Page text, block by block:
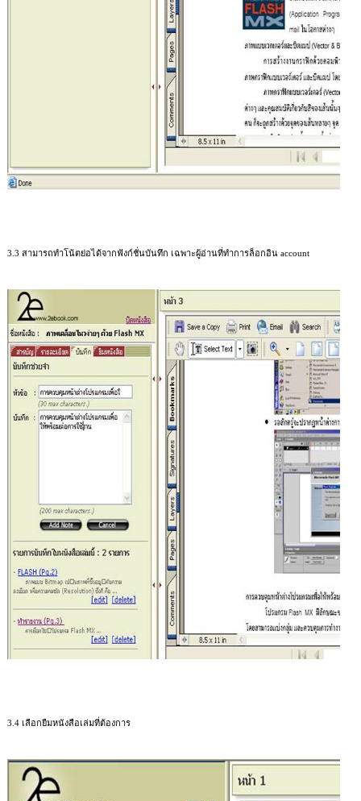
3.3 สามารถทำโน้ตย่อได้จากฟังก์ชั่นบันทึก เฉพาะผู้อ่านที่ทำการล็อกอิน account
3.4 เลือกยืมหนังสือเล่มที่ต้องการ